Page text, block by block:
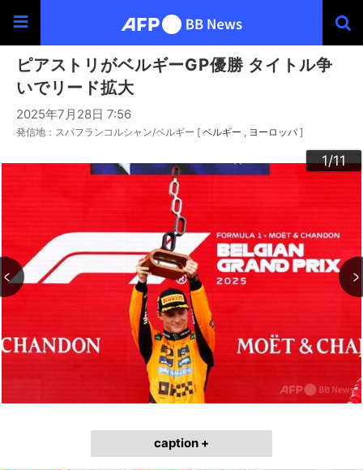
ピアストリがベルギーGP優勝 タイトル争
いでリード拡大
2025年7月28日 7:56
発信地：スパフランコルシャン/ベルギー [ ベルギー ヨーロッパ ]
1/11
2/11
3/11
4/11
5/11
6/11
7/11
8/11
9/11
10/11
11/11
caption +